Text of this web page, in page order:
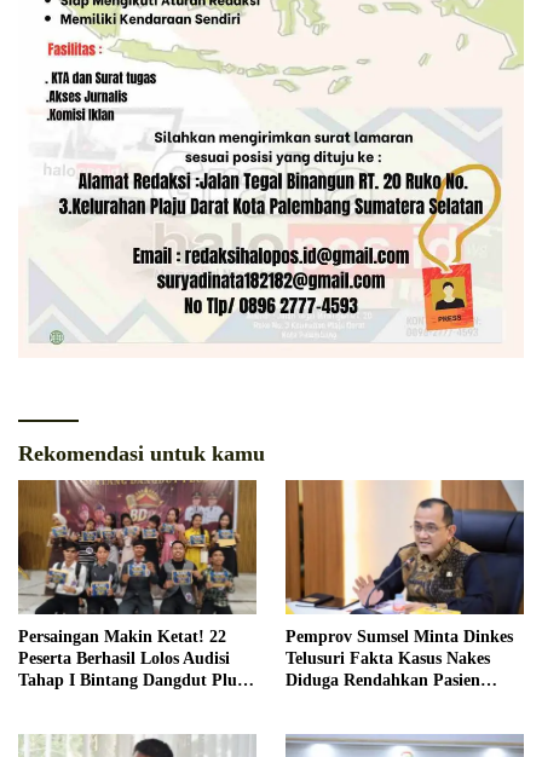
Rekomendasi untuk kamu
Persaingan Makin Ketat! 22
Peserta Berhasil Lolos Audisi
Tahap I Bintang Dangdut Plus
Pemprov Sumsel Minta Dinkes
Telusuri Fakta Kasus Nakes
Diduga Rendahkan Pasien